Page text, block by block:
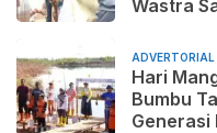
Wastra
ADVERTORIAL
Hari
Bumbu
Generasi